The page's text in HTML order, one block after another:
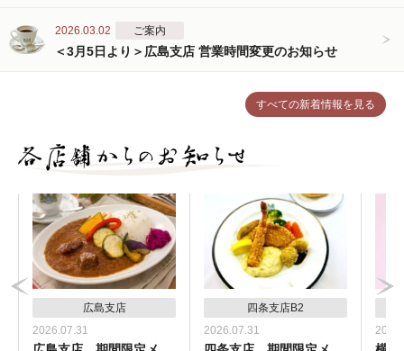
すべての新着情報を見る
2026.03.02 ご案内
＜3月5日より＞広島支店 営業時間変更のお知らせ
広島支店
2026.07.31
四条支店B2
2026.07.31